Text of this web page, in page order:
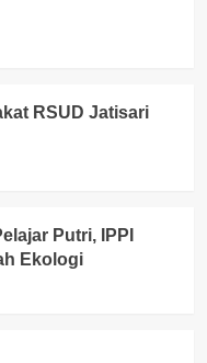
RSUD Jatisari
Putri, IPPI
Ekologi